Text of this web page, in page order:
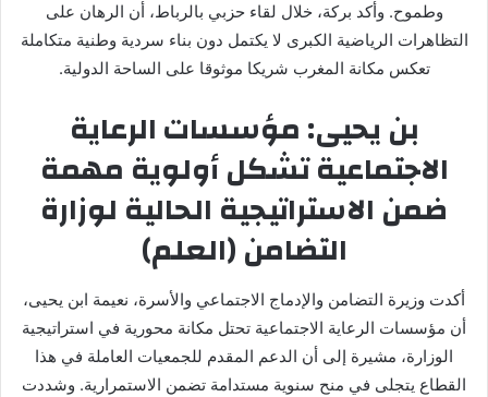
وطموح. وأكد بركة، خلال لقاء حزبي بالرباط، أن الرهان على
التظاهرات الرياضية الكبرى لا يكتمل دون بناء سردية وطنية متكاملة
تعكس مكانة المغرب شريكا موثوقا على الساحة الدولية.
بن يحيى: مؤسسات الرعاية
الاجتماعية تشكل أولوية مهمة
ضمن الاستراتيجية الحالية لوزارة
التضامن (العلم)
أكدت وزيرة التضامن والإدماج الاجتماعي والأسرة، نعيمة ابن يحيى،
أن مؤسسات الرعاية الاجتماعية تحتل مكانة محورية في استراتيجية
الوزارة، مشيرة إلى أن الدعم المقدم للجمعيات العاملة في هذا
القطاع يتجلى في منح سنوية مستدامة تضمن الاستمرارية. وشددت